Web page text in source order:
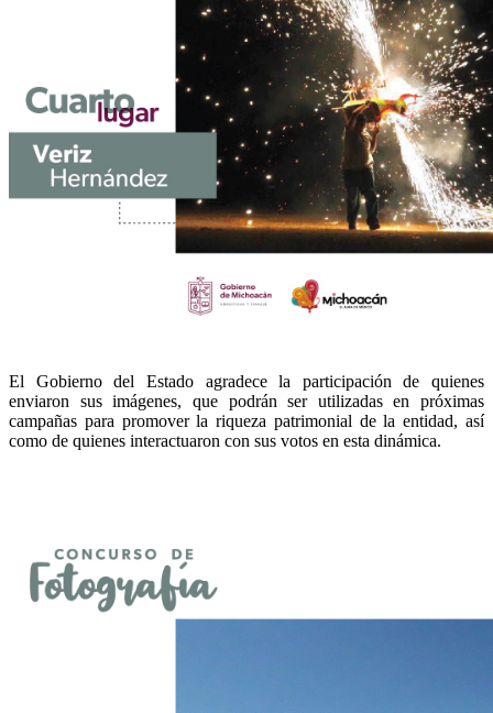
El Gobierno del Estado agradece la participación de quienes
enviaron sus imágenes, que podrán ser utilizadas en próximas
campañas para promover la riqueza patrimonial de la entidad, así
como de quienes interactuaron con sus votos en esta dinámica.